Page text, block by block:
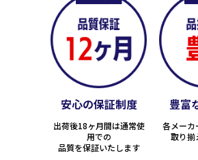
安心の保証制度
出荷後18ヶ月間は通常使
用での
品質を保証いたします
豊富
各メーカ
取り揃